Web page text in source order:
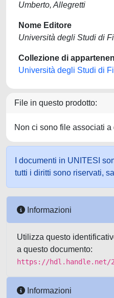
Umberto, Allegretti
Nome Editore
Università degli Studi di
Collezione di
Università degli Studi di
File in questo prodotto:
Non ci sono file associati a
I documenti in UNITESI
tutti i diritti sono riservati,
Informazioni
Utilizza questo
a questo documento:
https://hdl.handle.net/
Informazioni